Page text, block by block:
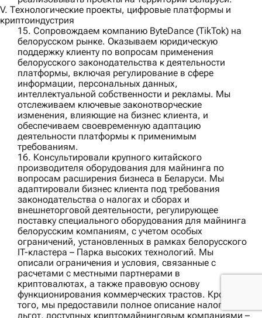
V. Технологические проекты, цифровые платформы и
криптоиндустрия
15. Сопровождаем компанию ByteDance (TikTok) на
белорусском рынке. Оказываем юридическую
поддержку клиенту по вопросам применения
белорусского законодательства к деятельности
платформы, включая регулирование в сфере
информации, персональных данных,
интеллектуальной собственности и рекламы. Мы
отслеживаем ключевые законотворческие
изменения, влияющие на бизнес клиента, и
обеспечиваем своевременную адаптацию
деятельности платформы к применимым
требованиям.
16. Консультировали крупного китайского
производителя оборудования для майнинга по
вопросам расширения бизнеса в Беларуси. Мы
адаптировали бизнес клиента под требования
законодательства о налогах и сборах и
внешнеторговой деятельности, регулирующее
поставку специального оборудования для майнинга
белорусским компаниям, с учетом особых
ограничений, установленных в рамках белорусского
IT-кластера – Парка высоких технологий. Мы
описали ограничения и условия, связанные с
расчетами с местными партнерами в
криптовалютах, а также правовую основу
функционирования коммерческих трастов. Кроме
того, мы предоставили полное описание налоговых
льгот, доступных криптомайнинговым компаниями –